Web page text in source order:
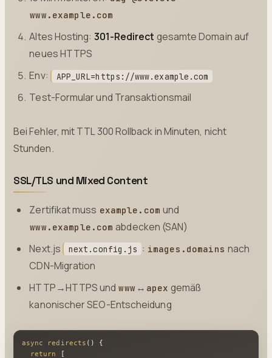
www.example.com
Altes Hosting: 301-Redirect gesamte Domain auf
neues HTTPS
Env:
APP_URL=https://www.example.com
Test-Formular und Transaktionsmail
Bei Fehler, mit TTL 300 Rollback in Minuten, nicht
Stunden.
SSL/TLS und Mixed Content
Zertifikat muss example.com und
www.example.com abdecken (SAN)
Next.js next.config.js : images.domains nach
CDN-Migration
HTTP→HTTPS und www ↔ apex gemäß
kanonischer SEO-Entscheidung
async redirects ( ) {
return
[